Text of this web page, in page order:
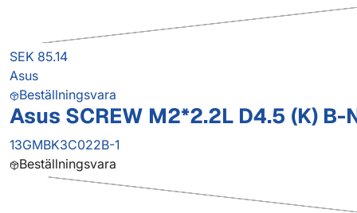
SEK 85.14
Asus
Beställningsvara
Asus SCREW M2*2.2L D4.5 (K) B-
13GMBK3C022B-1
Beställningsvara